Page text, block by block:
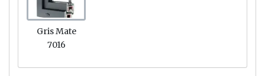
Link
Gris Mate
7016